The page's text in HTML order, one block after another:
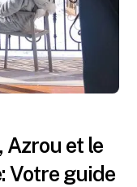
Azrou et le
Votre guide